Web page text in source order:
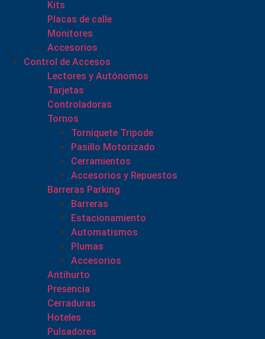
Kits
Placas de calle
Monitores
Accesorios
Control de Accesos
Lectores y Autónomos
Tarjetas
Controladoras
Tornos
Torniquete Tripode
Pasillo Motorizado
Cerramientos
Accesorios y Repuestos
Barreras Parking
Barreras
Estacionamiento
Automatismos
Plumas
Accesorios
Antihurto
Presencia
Cerraduras
Hoteles
Pulsadores